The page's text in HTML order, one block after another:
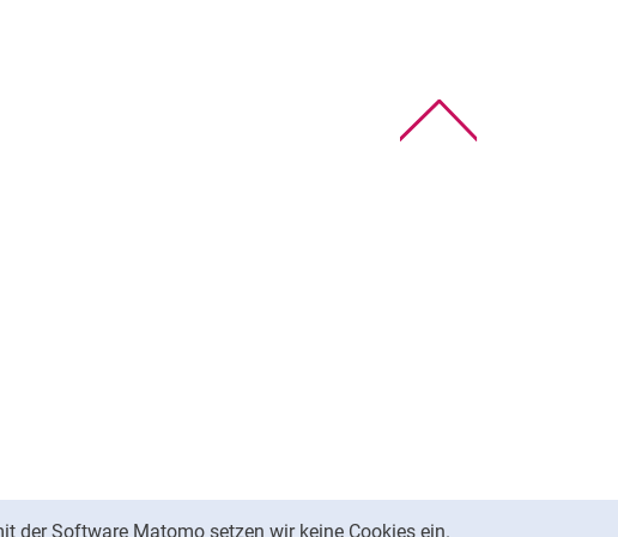
der Software Matomo setzen wir keine Cookies ein.